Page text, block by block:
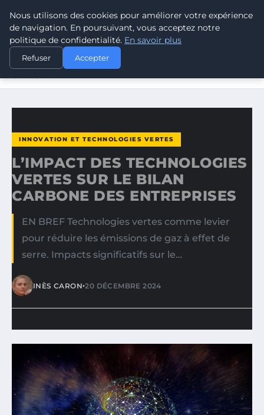
CLIMATE GUARDIAN
ACCUEIL
INNOVATION ET TECHNOLOGIES VERTES
L’IMPACT DES TECHNOLOGIES VERTES SUR LE BILAN
INNOVATION ET TECHNOLOGIES VERTES
L’IMPACT DES TECHNOLOGIES
VERTES SUR LE BILAN
CARBONE DES ENTREPRISES
EN BREF Technologies vertes comme levier
pour réduire les émissions de gaz à effet de
serre. Impacts significatifs sur le…
INÈS CARON•20 DÉCEMBRE 2024
Nous utilisons des cookies pour améliorer votre expérience
de navigation. En poursuivant, vous acceptez notre
politique de confidentialité. En savoir plus
Refuser Accepter